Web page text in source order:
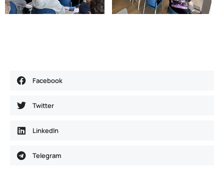
Facebook
Twitter
LinkedIn
Telegram